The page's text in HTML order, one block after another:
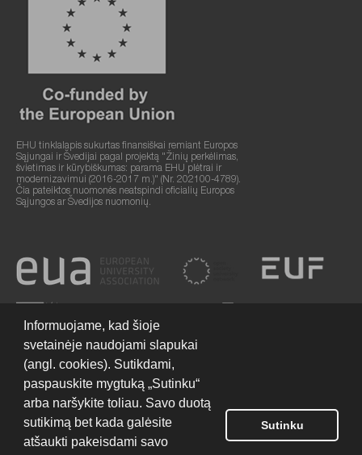
EHU tinklalapis sukurtas finansiškai remiant Europos
Sąjungai ir Švedijai pagal projektą "Žinių perkėlimas,
švietimas ir kūrybiškumas: parama EHU plėtrai ir
modernizavimui (2016-2017 m.)" (Nr. 202100-4789).
Čia pateiktos nuomonės neatspindi oficialių Europos
Sąjungos ar Švedijos nuomonių.
Svetainės naudojimo sąlygos
Informuojame, kad šioje
svetainėje naudojami slapukai
(angl. cookies). Sutikdami,
paspauskite mygtuką „Sutinku“
arba naršykite toliau. Savo duotą
sutikimą bet kada galėsite
atšaukti pakeisdami savo
Sutinku